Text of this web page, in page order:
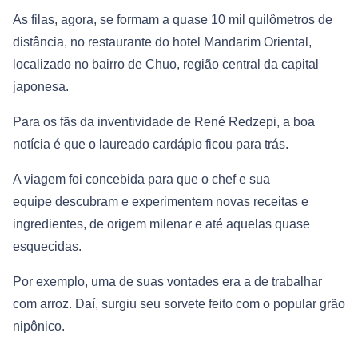
As filas, agora, se formam a quase 10 mil quilômetros de
distância, no restaurante do hotel Mandarim Oriental,
localizado no bairro de Chuo, região central da capital
japonesa.
Para os fãs da inventividade de René Redzepi, a boa
notícia é que o laureado cardápio ficou para trás.
A viagem foi concebida para que o chef e sua
equipe descubram e experimentem novas receitas e
ingredientes, de origem milenar e até aquelas quase
esquecidas.
Por exemplo, uma de suas vontades era a de trabalhar
com arroz. Daí, surgiu seu sorvete feito com o popular grão
nipônico.